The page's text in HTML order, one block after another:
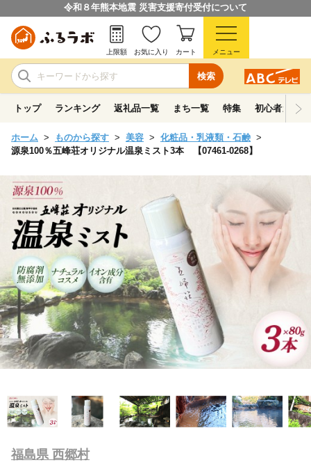
令和８年熊本地震 災害支援寄付受付について
検索
上限額 お気に入り カート メニュー
トップ ランキング 返礼品一覧 まち一覧 特集 初心者ガイド
ホーム ものから探す 美容
化粧品・乳液類・石鹸
源泉100％五峰荘オリジナル温泉ミスト3本 【07461-0268】
福島県 西郷村